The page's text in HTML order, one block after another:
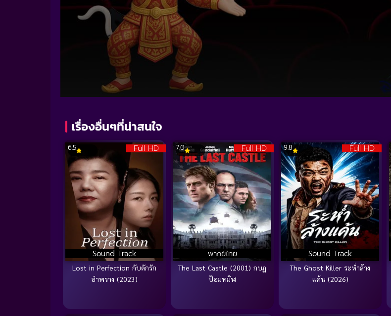
เรื่องอื่นๆที่น่าสนใจ
Full HD
Sound Track
6.5
Lost in Perfection กับดักรัก
อำพราง (2023)
Full HD
พากย์ไทย
7.0
The Last Castle (2001) กบฏ
ป้อมทมิฬ
Full HD
Sound Track
9.8
The Ghost Killer ระห่ำล้าง
แค้น (2026)